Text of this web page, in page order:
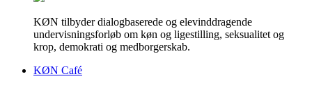
KØN tilbyder dialogbaserede og elevinddragende
undervisningsforløb om køn og ligestilling, seksualitet og
krop, demokrati og medborgerskab.
KØN Café